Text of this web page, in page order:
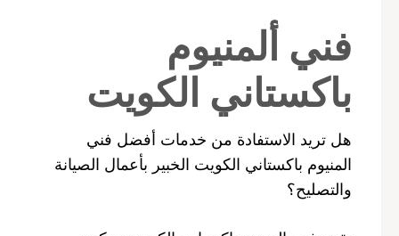
فني ألمنيوم
باكستاني الكويت
هل تريد الاستفادة من خدمات أفضل فني
المنيوم باكستاني الكويت الخبير بأعمال الصيانة
والتصليح؟